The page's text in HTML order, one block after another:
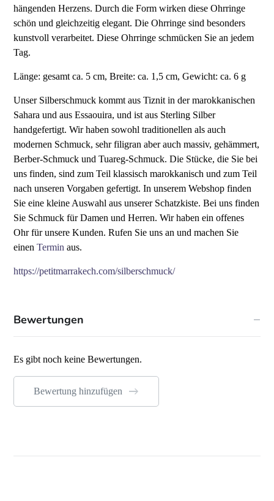
hängenden Herzens. Durch die Form wirken diese Ohrringe
schön und gleichzeitig elegant. Die Ohrringe sind besonders
kunstvoll verarbeitet. Diese Ohrringe schmücken Sie an jedem
Tag.
Länge: gesamt ca. 5 cm, Breite: ca. 1,5 cm, Gewicht: ca. 6 g
Unser Silberschmuck kommt aus Tiznit in der marokkanischen
Sahara und aus Essaouira, und ist aus Sterling Silber
handgefertigt. Wir haben sowohl traditionellen als auch
modernen Schmuck, sehr filigran aber auch massiv, gehämmert,
Berber-Schmuck und Tuareg-Schmuck. Die Stücke, die Sie bei
uns finden, sind zum Teil klassisch marokkanisch und zum Teil
nach unseren Vorgaben gefertigt. In unserem Webshop finden
Sie eine kleine Auswahl aus unserer Schatzkiste. Bei uns finden
Sie Schmuck für Damen und Herren. Wir haben ein offenes
Ohr für unsere Kunden. Rufen Sie uns an und machen Sie
einenTermin aus.
https://petitmarrakech.com/silberschmuck/
Bewertungen
Es gibt noch keine Bewertungen.
Bewertung hinzufügen